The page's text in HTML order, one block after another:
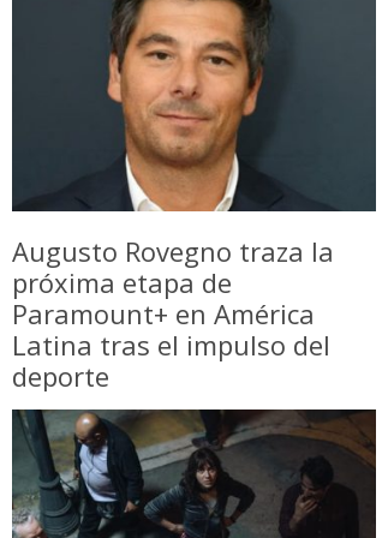
Augusto Rovegno traza la
próxima etapa de
Paramount+ en América
Latina tras el impulso del
deporte